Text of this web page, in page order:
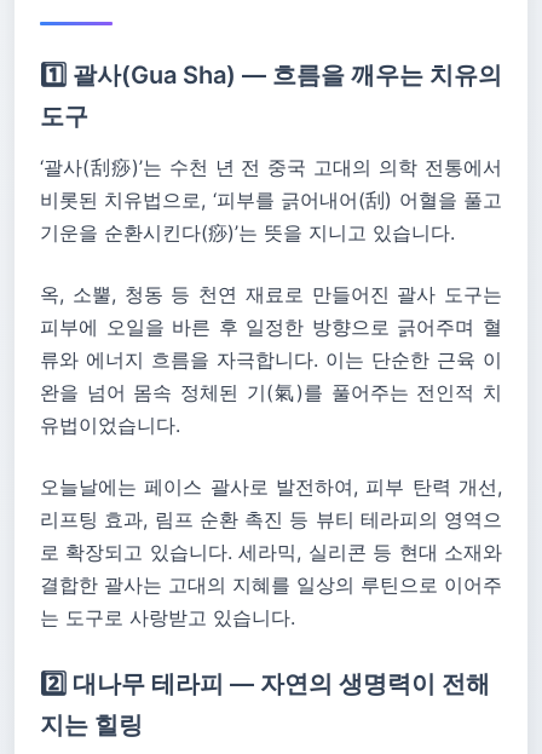
1️⃣ 괄사(Gua Sha) — 흐름을 깨우는 치유의
도구
‘괄사(刮痧)’는 수천 년 전 중국 고대의 의학 전통에서
비롯된 치유법으로, ‘피부를 긁어내어(刮) 어혈을 풀고
기운을 순환시킨다(痧)’는 뜻을 지니고 있습니다.
옥, 소뿔, 청동 등 천연 재료로 만들어진 괄사 도구는
피부에 오일을 바른 후 일정한 방향으로 긁어주며 혈
류와 에너지 흐름을 자극합니다. 이는 단순한 근육 이
완을 넘어 몸속 정체된 기(氣)를 풀어주는 전인적 치
유법이었습니다.
오늘날에는 페이스 괄사로 발전하여, 피부 탄력 개선,
리프팅 효과, 림프 순환 촉진 등 뷰티 테라피의 영역으
로 확장되고 있습니다. 세라믹, 실리콘 등 현대 소재와
결합한 괄사는 고대의 지혜를 일상의 루틴으로 이어주
는 도구로 사랑받고 있습니다.
2️⃣ 대나무 테라피 — 자연의 생명력이 전해
지는 힐링